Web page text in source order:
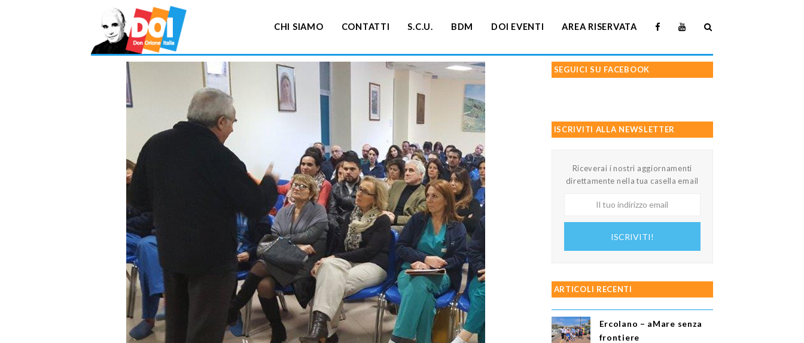
CHI SIAMO CONTATTI S.C.U. BDM DOI EVENTI AREA RISERVATA
SEGUICI SU FACEBOOK
ISCRIVITI ALLA NEWSLETTER
Riceverai i nostri aggiornamenti
direttamente nella tua casella email
ISCRIVITI!
ARTICOLI RECENTI
Ercolano – aMare senza
frontiere